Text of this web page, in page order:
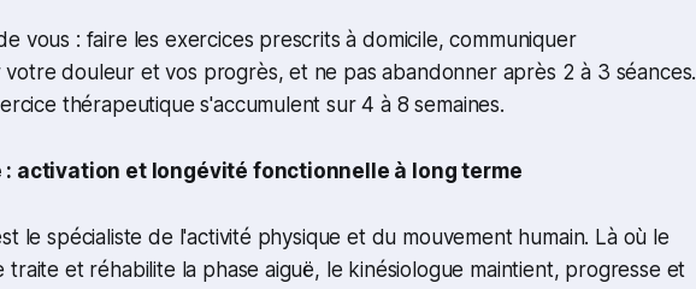
vous : faire les exercices prescrits à domicile, communiquer
votre douleur et vos progrès, et ne pas abandonner après 2 à 3 séances.
thérapeutique s'accumulent sur 4 à 8 semaines.
: activation et longévité fonctionnelle à long terme
le spécialiste de l'activité physique et du mouvement humain. Là où le
traite et réhabilite la phase aiguë, le kinésiologue maintient, progresse et